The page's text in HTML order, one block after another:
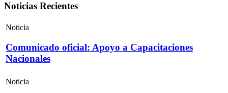
Noticias Recientes
Noticia
Comunicado oficial: Apoyo a Capacitaciones
Nacionales
Noticia